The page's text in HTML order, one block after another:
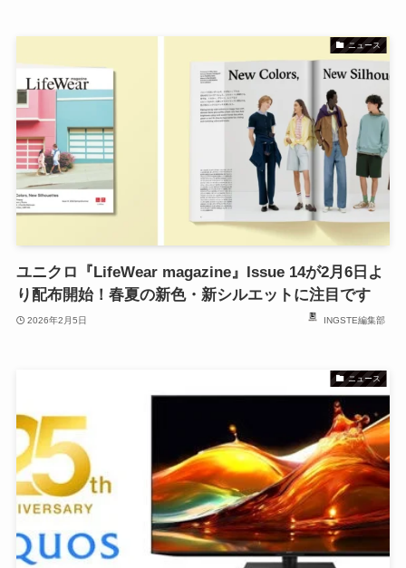
ニュース
ユニクロ『LifeWear magazine』Issue 14が2月6日よ
り配布開始！春夏の新色・新シルエットに注目です
2026年2月5日 INGSTE編集部
ニュース